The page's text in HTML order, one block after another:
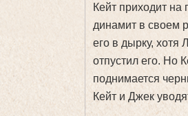
Кейт приходит на
динамит в своем
его в дырку, хотя
отпустил его. Но
поднимается
Кейт и Джек